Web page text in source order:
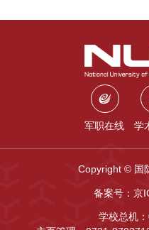
军职在线 学
Copyright © 国
备案号：京
学校总机